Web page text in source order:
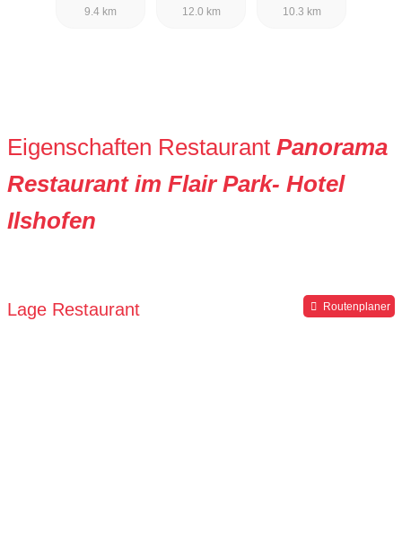
9.4 km
12.0 km
10.3 km
Eigenschaften Restaurant Panorama
Restaurant im Flair Park- Hotel
Ilshofen
Lage Restaurant Routenplaner